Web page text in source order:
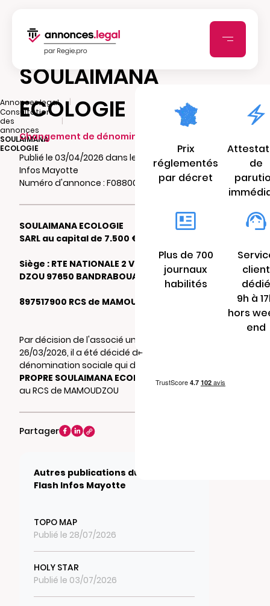
Annonces.legal
|
Consultation
des
annonces
|
SOULAIMANA
ECOLOGIE
SOULAIMANA
ECOLOGIE
Changement de dénomination
Publié le 03/04/2026 dans le journal Flash
Infos Mayotte
Numéro d'annonce : F0880003065js
SOULAIMANA ECOLOGIE
SARL au capital de 7.500 €
Siège : RTE NATIONALE 2 VILLA ESPOIR DE
DZOU 97650 BANDRABOUA
897517900 RCS de MAMOUDZOU
Par décision de l'associé unique du
26/03/2026, il a été décidé de changer la
dénomination sociale qui devient
PROPRE SOULAIMANA ECOLOGIE. Mention
au RCS de MAMOUDZOU
Partager
Autres publications du journal
Flash Infos Mayotte
TOPO MAP
Publié le 28/07/2026
HOLY STAR
Publié le 03/07/2026
Prix
réglementés
par décret
de
Plus de 700
journaux
habilités
client
dédié
9h à
hors
end